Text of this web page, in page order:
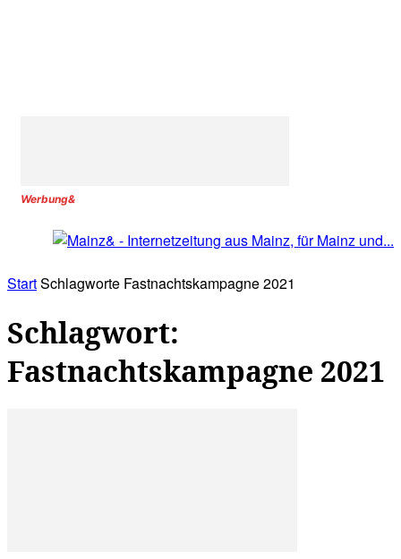
Werbung&
StartSchlagworte Fastnachtskampagne 2021
Schlagwort:
Fastnachtskampagne 2021